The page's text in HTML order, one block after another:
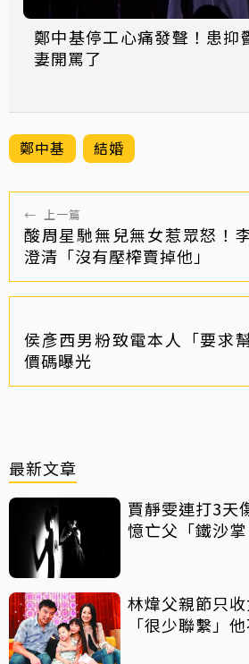
鄭中基停工心痛發聲！患抑
妻開罵了
鄭中基 結婚
← 上一篇
酸周星馳無兒無女惹眾怒！
澄清「沒有壓榨賣掉他」
侯彥西男粉致電本人「要求
價碼曝光
最新文章
賈靜雯連打3天
憶亡父「鐵沙
林煒父親節只
「很少聯繫」